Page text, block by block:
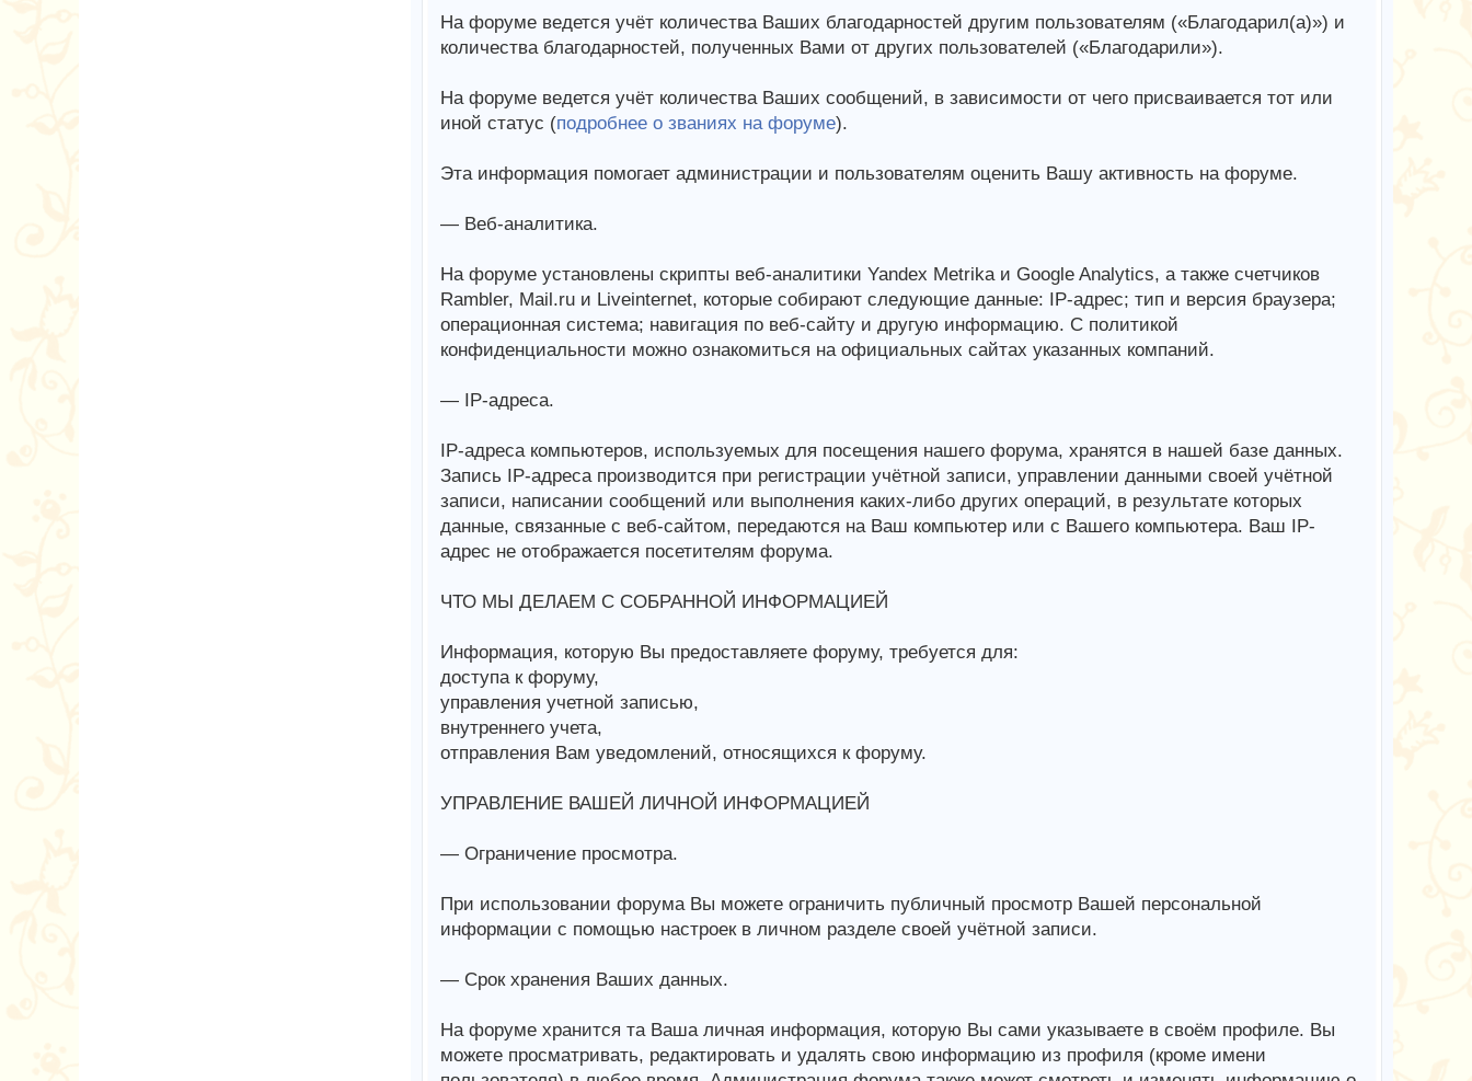
На форуме ведется учёт количества Ваших благодарностей другим пользователям («Благодарил(а)») и
количества благодарностей, полученных Вами от других пользователей («Благодарили»).
На форуме ведется учёт количества Ваших сообщений, в зависимости от чего присваивается тот или
иной статус (подробнее о званиях на форуме).
Эта информация помогает администрации и пользователям оценить Вашу активность на форуме.
— Веб-аналитика.
На форуме установлены скрипты веб-аналитики Yandex Metrika и Google Analytics, а также счетчиков
Rambler, Mail.ru и Liveinternet, которые собирают следующие данные: IP-адрес; тип и версия браузера;
операционная система; навигация по веб-сайту и другую информацию. С политикой
конфиденциальности можно ознакомиться на официальных сайтах указанных компаний.
— IP-адреса.
IP-адреса компьютеров, используемых для посещения нашего форума, хранятся в нашей базе данных.
Запись IP-адреса производится при регистрации учётной записи, управлении данными своей учётной
записи, написании сообщений или выполнения каких-либо других операций, в результате которых
данные, связанные с веб-сайтом, передаются на Ваш компьютер или с Вашего компьютера. Ваш IP-
адрес не отображается посетителям форума.
ЧТО МЫ ДЕЛАЕМ С СОБРАННОЙ ИНФОРМАЦИЕЙ
Информация, которую Вы предоставляете форуму, требуется для:
доступа к форуму,
управления учетной записью,
внутреннего учета,
отправления Вам уведомлений, относящихся к форуму.
УПРАВЛЕНИЕ ВАШЕЙ ЛИЧНОЙ ИНФОРМАЦИЕЙ
— Ограничение просмотра.
При использовании форума Вы можете ограничить публичный просмотр Вашей персональной
информации с помощью настроек в личном разделе своей учётной записи.
— Срок хранения Ваших данных.
На форуме хранится та Ваша личная информация, которую Вы сами указываете в своём профиле. Вы
можете просматривать, редактировать и удалять свою информацию из профиля (кроме имени